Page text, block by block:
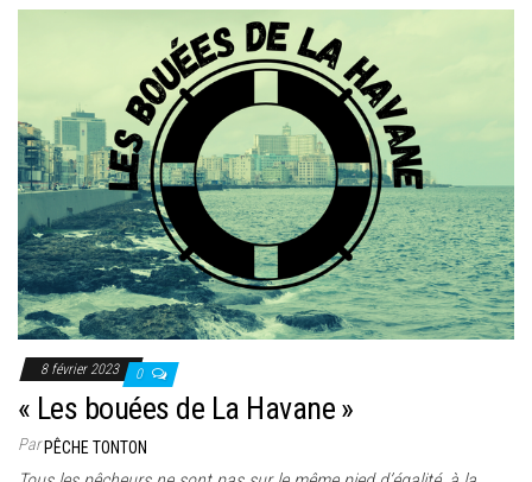
8 février 2023 0
« Les bouées de La Havane »
ParPÊCHE TONTON